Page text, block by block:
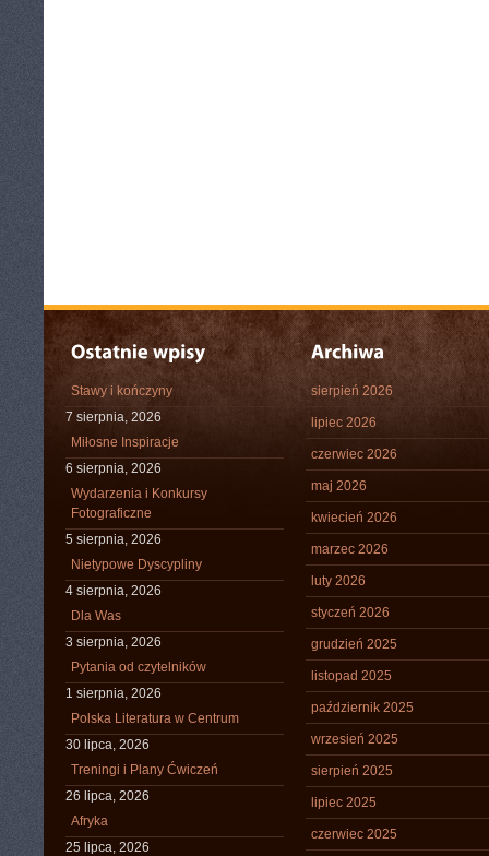
Stawy i kończyny
7 sierpnia, 2026
Miłosne Inspiracje
6 sierpnia, 2026
Wydarzenia i Konkursy
Fotograficzne
5 sierpnia, 2026
Nietypowe Dyscypliny
4 sierpnia, 2026
Dla Was
3 sierpnia, 2026
Pytania od czytelników
1 sierpnia, 2026
Polska Literatura w Centrum
30 lipca, 2026
Treningi i Plany Ćwiczeń
26 lipca, 2026
Afryka
25 lipca, 2026
sierpień 2026
lipiec 2026
czerwiec 2026
maj 2026
kwiecień 2026
marzec 2026
luty 2026
styczeń 2026
grudzień 2025
listopad 2025
październik 2025
wrzesień 2025
sierpień 2025
lipiec 2025
czerwiec 2025